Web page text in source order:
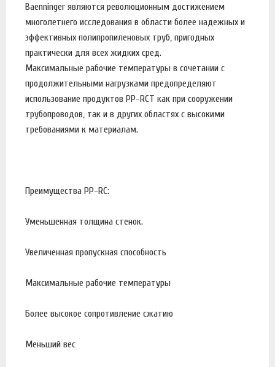
Baenninger являются революционным достижением
многолетнего исследования в области более надежных и
эффективных полипропиленовых труб, пригодных
практически для всех жидких сред.
Максимальные рабочие температуры в сочетании с
продолжительными нагрузками предопределяют
использование продуктов PP-RCT как при сооружении
трубопроводов, так и в других областях с высокими
требованиями к материалам.
Преимущества PP-RC:
Уменьшенная толщина стенок.
Увеличенная пропускная способность
Максимальные рабочие температуры
Более высокое сопротивление сжатию
Меньший вес